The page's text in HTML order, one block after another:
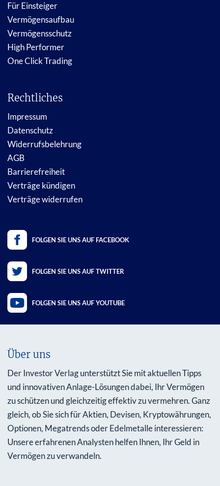
Für Einsteiger
Vermögensaufbau
Vermögensschutz
High Performer
One Click Trading
Rechtliches
Impressum
Datenschutz
Widerrufsbelehrung
AGB
Barrierefreiheit
Verträge kündigen
Verträge widerrufen
FOLGEN SIE UNS AUF FACEBOOK
FOLGEN SIE UNS AUF TWITTER
FOLGEN SIE UNS AUF YOUTUBE
Über uns
Der Investor Verlag unterstützt Sie mit aktuellen Tipps
und innovativen Anlage-Lösungen dabei, Ihr Vermögen
zu schützen und gleichzeitig effektiv zu vermehren. Ganz
gleich, ob Sie sich für Aktien, Devisen, Kryptowährungen,
Optionen, Megatrends oder Edelmetalle interessieren:
Unsere erfahrenen Analysten helfen Ihnen, Ihr Geld in
Vermögen zu verwandeln.